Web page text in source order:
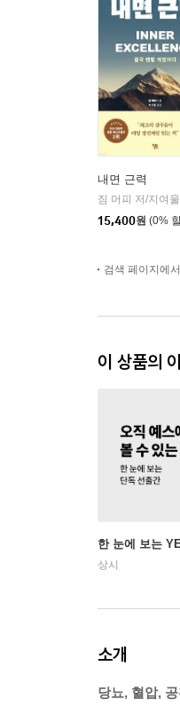
내면 근력
짐 머피 저/지여
15,400원 (0%
검색 페이지에
이 상품의
한 눈에 보는
상시
소개
당뇨, 혈압,